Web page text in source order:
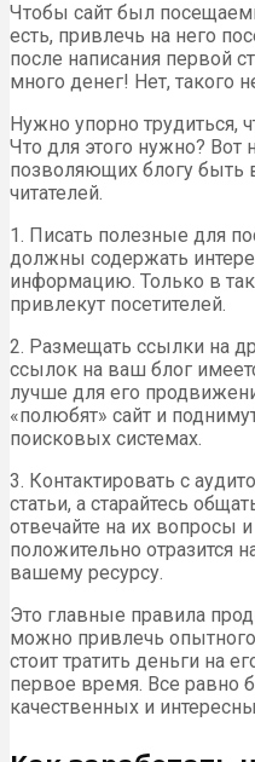
Чтобы сайт был
есть, привлечь на него
после написания первой
много денег! Нет, такого
Нужно упорно трудиться,
Что для этого нужно? Вот
позволяющих блогу быть
читателей.
1. Писать полезные для
должны содержать
информацию. Только в
привлекут посетителей.
2. Размещать ссылки на
ссылок на ваш блог
лучше для его
«полюбят» сайт и
поисковых системах.
3. Контактировать с
статьи, а старайтесь
отвечайте на их вопросы
положительно отразится
вашему ресурсу.
Это главные правила
можно привлечь
стоит тратить деньги на
первое время. Все равно
качественных и